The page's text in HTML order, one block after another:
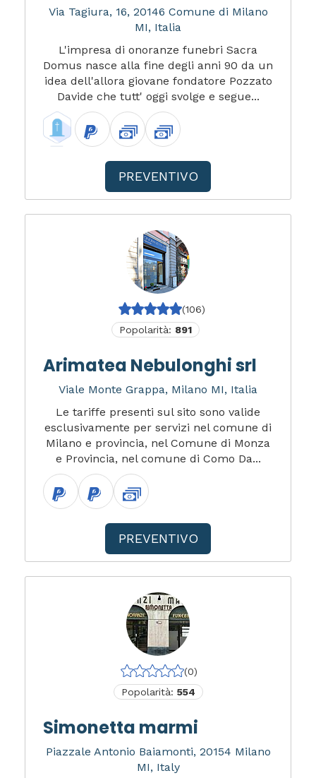
Via Tagiura, 16, 20146 Comune di Milano
MI, Italia
L'impresa di onoranze funebri Sacra
Domus nasce alla fine degli anni 90 da un
idea dell'allora giovane fondatore Pozzato
Davide che tutt' oggi svolge e segue...
PREVENTIVO
(106)
Popolarità: 891
Arimatea Nebulonghi srl
Viale Monte Grappa, Milano MI, Italia
Le tariffe presenti sul sito sono valide
esclusivamente per servizi nel comune di
Milano e provincia, nel Comune di Monza
e Provincia, nel comune di Como Da...
PREVENTIVO
(0)
Popolarità: 554
Simonetta marmi
Piazzale Antonio Baiamonti, 20154 Milano
MI, Italy